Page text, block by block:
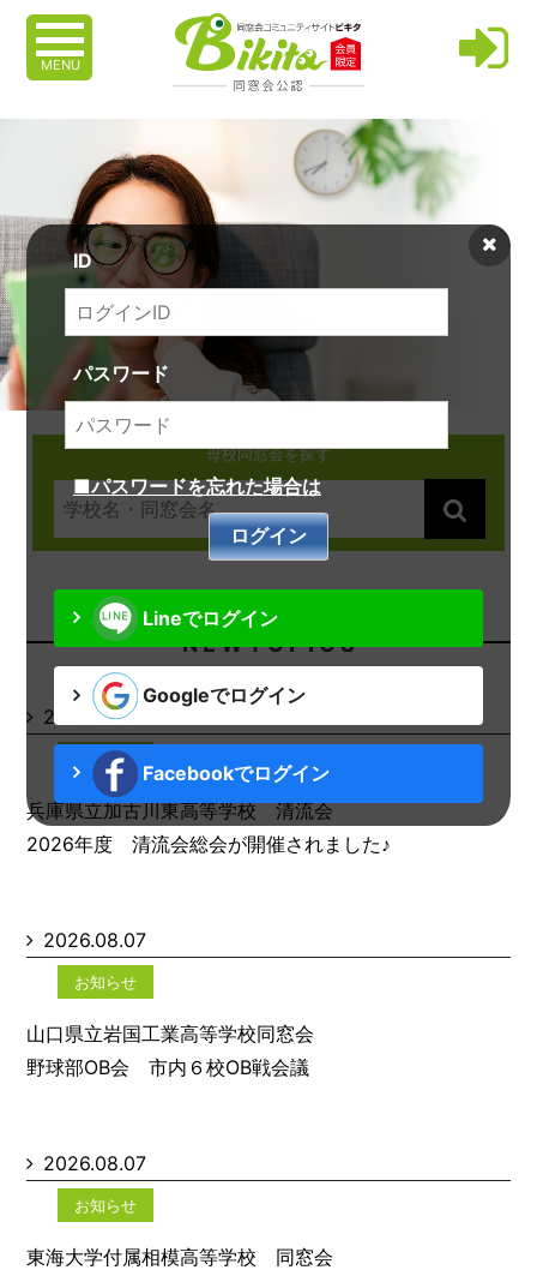
MENU
ID
パスワード
■パスワードを忘れた場合は
Lineでログイン
Googleでログイン
Facebookでログイン
母校同窓会を探す
N E W T O P I C S
2026.08.07
お知らせ
兵庫県立加古川東高等学校 清流会
2026年度 清流会総会が開催されました♪
2026.08.07
お知らせ
山口県立岩国工業高等学校同窓会
野球部OB会 市内６校OB戦会議
2026.08.07
お知らせ
東海大学付属相模高等学校 同窓会